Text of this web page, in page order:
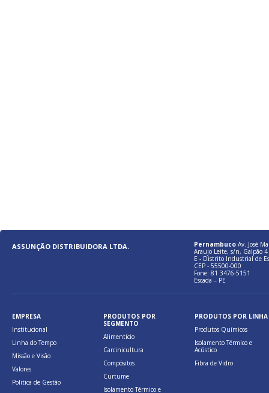
ASSUNÇÃO DISTRIBUIDORA LTDA. Pernambuco Av. José
Araujo Leite, s/n, Galpão 4
E - Distrito Industrial de
CEP - 55500-000
Fone: 81 3476-5151
Escada – PE
EMPRESA
Institucional
Linha do Tempo
Missão e Visão
Valores
Politica de Gestão
PRODUTOS POR
SEGMENTO
Alimentício
Carcinicultura
Compósitos
Curtume
Isolamento Térmico e
PRODUTOS POR LINHA
Produtos Químicos
Isolamento Térmico e
Acústico
Fibra de Vidro